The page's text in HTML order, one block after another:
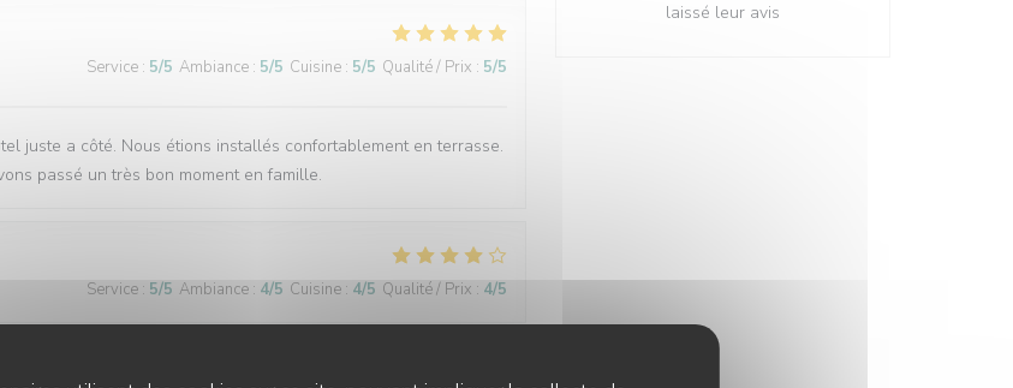
Service : 5/5 Ambiance : 5/5 Cuisine : 5/5 Qualité / Prix : 5/5
juste a côté. Nous étions installés confortablement en terrasse.
passé un très bon moment en famille.
Service : 5/5 Ambiance : 4/5 Cuisine : 4/5 Qualité / Prix : 4/5
laissé leur avis